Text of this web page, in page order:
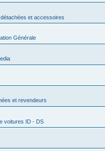
et accessoires
Générale
et revendeurs
voitures ID - DS